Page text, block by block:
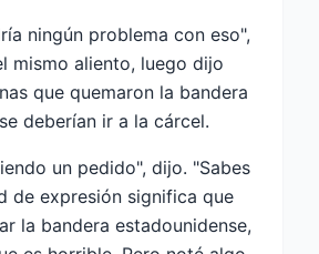
ningún problema con eso",
mismo aliento, luego dijo
que quemaron la bandera
deberían ir a la cárcel.
un pedido", dijo. "Sabes
de expresión significa que
la bandera estadounidense,